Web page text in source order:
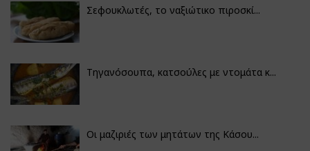
Σεφουκλωτές, το ναξιώτικο πιροσκί...
Τηγανόσουπα, κατσούλες με ντομάτα κ...
Οι μαζιριές των μητάτων της Κάσου...